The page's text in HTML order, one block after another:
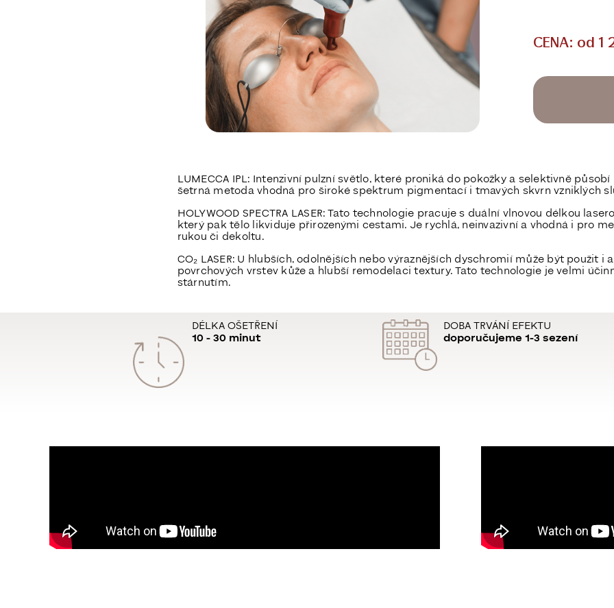
CENA: od 1
LUMECCA IPL: Intenzivní pulzní světlo, které proniká do pokožky a selektivně
šetrná metoda vhodná pro široké spektrum pigmentací i tmavých skvrn vzniklých
HOLYWOOD SPECTRA LASER:Tato technologie pracuje s duální vlnovou délkou
který pak tělo likviduje přirozenými cestami. Je rychlá, neinvazivní a vhodná i pro
rukou či dekoltu.
CO₂ LASER: U hlubších, odolnějších nebo výraznějších dyschromií může být použit i
povrchových vrstev kůže a hlubší remodelaci textury. Tato technologie je velmi
stárnutím.
DÉLKA OŠETŘENÍ
10 - 30 minut
DOBA TRVÁNÍ EFEKTU
doporučujeme 1-3 sezení